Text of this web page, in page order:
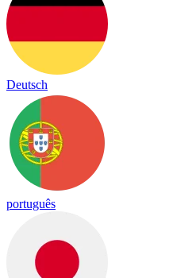
Deutsch
português